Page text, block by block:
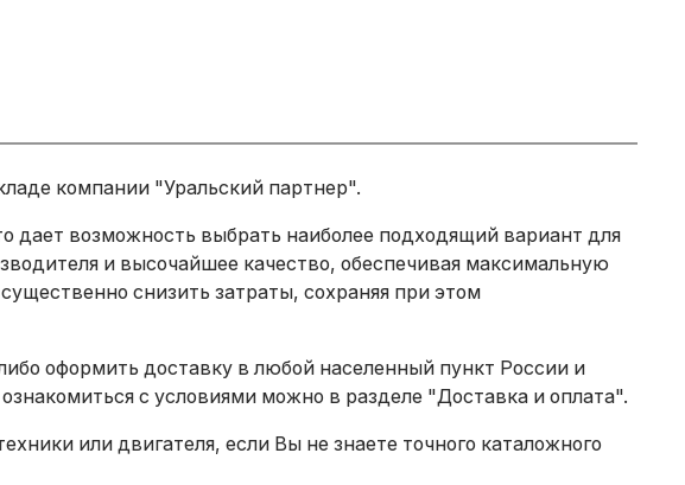
компании "Уральский партнер".
дает возможность выбрать наиболее подходящий вариант для
и высочайшее качество, обеспечивая максимальную
снизить затраты, сохраняя при этом
оформить доставку в любой населенный пункт России и
с условиями можно в разделе "Доставка и оплата".
или двигателя, если Вы не знаете точного каталожного